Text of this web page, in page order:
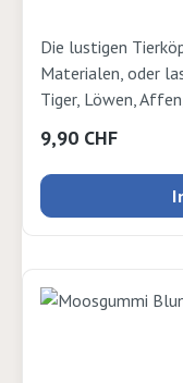
Die lustigen
Materialen, oder
Tiger, Löwen,
Stück
Regulärer Preis:
9,90 CHF